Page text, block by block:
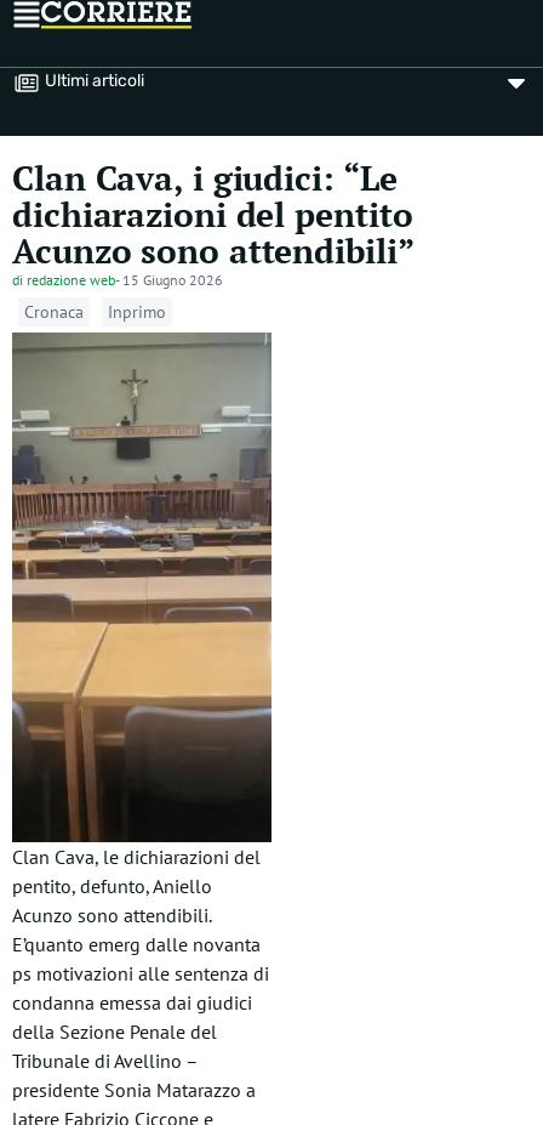
Ultimi articoli
Clan Cava, i giudici: “Le
dichiarazioni del pentito
Acunzo sono attendibili”
di redazione web- 15 Giugno 2026
Cronaca Inprimo
Clan Cava, le dichiarazioni del
pentito, defunto, Aniello
Acunzo sono attendibili.
E’quanto emerg dalle novanta
ps motivazioni alle sentenza di
condanna emessa dai giudici
della Sezione Penale del
Tribunale di Avellino –
presidente Sonia Matarazzo a
latere Fabrizio Ciccone e